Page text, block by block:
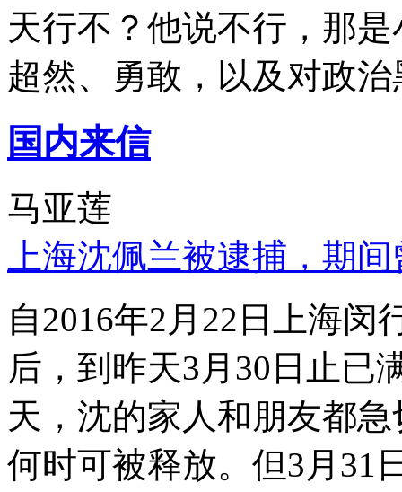
天行不？他说不行，那
超然、勇敢，以及对政
国内来信
马亚莲
上海沈佩兰被逮捕，期
自2016年2月22日上海
后，到昨天3月30日止已
天，沈的家人和朋友都
何时可被释放。但3月31